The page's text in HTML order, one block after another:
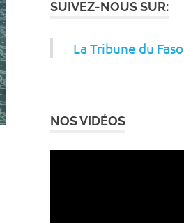
SUIVEZ-NOUS SUR:
La Tribune du Faso
NOS VIDÉOS